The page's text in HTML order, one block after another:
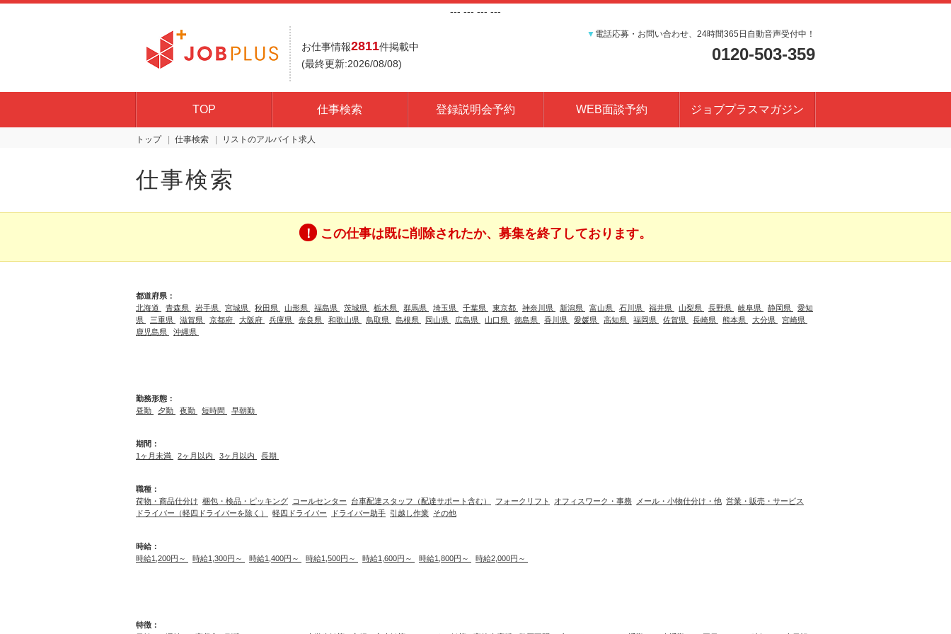
--- --- --- ---
お仕事情報2811件掲載中
(最終更新:2026/08/08)
▼ 電話応募・お問い合わせ、24時間365日自動音声受付中！
0120-503-359
TOP 仕事検索 登録説明会予約 WEB面談予約 ジョブプラスマガジン
トップ 仕事検索 リスト
仕事検索
この仕事は既に削除されたか、募集を終了しております。
都道府県：
北海道
青森県 岩手県 宮城県 秋田県 山形県 福島県 茨城県 栃木県 群馬県 埼玉県 千葉県 東京都 神奈川県 新潟県 富山県 石川県 福井県 山梨県 長野県 岐阜県 静岡県
愛知
県
三重県 滋賀県 京都府 大阪府 兵庫県 奈良県 和歌山県 鳥取県 島根県 岡山県 広島県 山口県 徳島県 香川県 愛媛県 高知県 福岡県 佐賀県 長崎県 熊本県 大分県
宮崎県
鹿児島県
沖縄県
勤務形態：
昼勤
夕勤 夜勤 短時間 早朝勤
期間：
1ヶ月未満
2ヶ月以内 3ヶ月以内 長期
職種：
荷物・商品仕分け 梱包・検品・ピッキング コールセンター 台車配達スタッフ（配達サポート含む） フォークリフト オフィスワーク・事務 メール・小物仕分け・他 営業・販売・サービス
ドライバー（軽四ドライバーを除く）
軽四ドライバー ドライバー助手 引越し作業 その他
時給：
時給1,200円～
時給1,300円～ 時給1,400円～ 時給1,500円～ 時給1,600円～ 時給1,800円～ 時給2,000円～
特徴：